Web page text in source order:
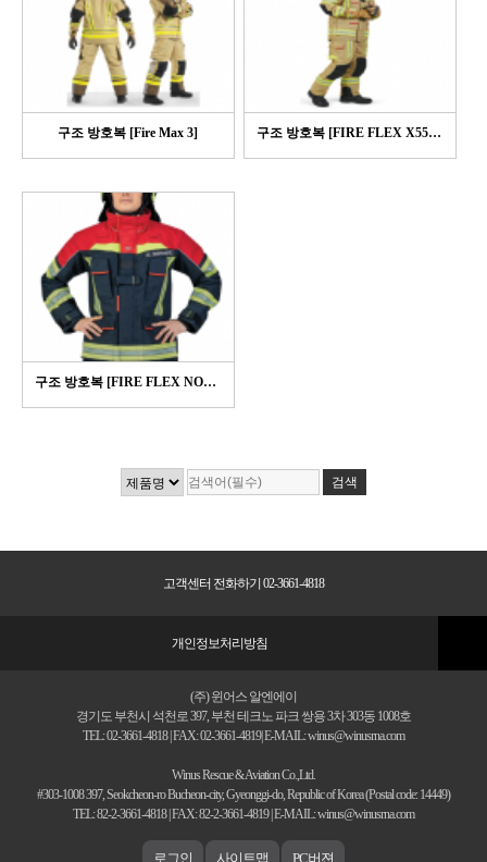
구조 방호복 [Fire Max 3] 구조 방호복 [FIRE FLEX X55 PBI]
구조 방호복 [FIRE FLEX NOMEX® NXT]
고객센터 전화하기 02-3661-4818
개인정보처리방침
(주) 윈어스 알엔에이
경기도 부천시 석천로 397, 부천 테크노 파크 쌍용 3차 303동 1008호
TEL: 02-3661-4818 | FAX: 02-3661-4819| E-MAIL: winus@winusrna.com
Winus Rescue & Aviation Co.,Ltd.
#303-1008 397, Seokcheon-ro Bucheon-city, Gyeonggi-do, Republic of Korea (Postal code: 14449)
TEL: 82-2-3661-4818 | FAX: 82-2-3661-4819 | E-MAIL: winus@winusrna.com
로그인 사이트맵 PC버젼